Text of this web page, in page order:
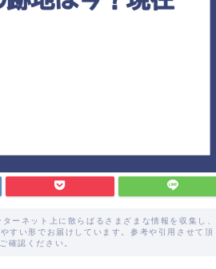
ーネット上に散らばるさまざまな情報を収集し、
すい形でお届けしています。参考や引用させて頂
確認ください。